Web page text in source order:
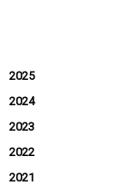
2025
2024
2023
2022
2021